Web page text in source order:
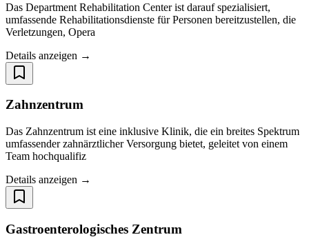
Das Department Rehabilitation Center ist darauf spezialisiert,
umfassende Rehabilitationsdienste für Personen bereitzustellen, die
Verletzungen, Opera
Details anzeigen →
Zahnzentrum
Das Zahnzentrum ist eine inklusive Klinik, die ein breites Spektrum
umfassender zahnärztlicher Versorgung bietet, geleitet von einem
Team hochqualifiz
Details anzeigen →
Gastroenterologisches Zentrum